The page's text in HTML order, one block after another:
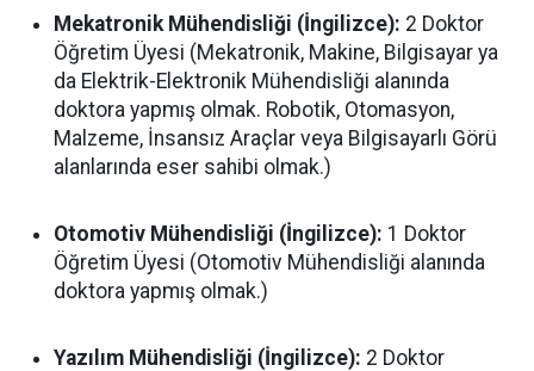
Mekatronik Mühendisliği (İngilizce): 2 Doktor
Öğretim Üyesi (Mekatronik, Makine, Bilgisayar ya
da Elektrik-Elektronik Mühendisliği alanında
doktora yapmış olmak. Robotik, Otomasyon,
Malzeme, İnsansız Araçlar veya Bilgisayarlı Görü
alanlarında eser sahibi olmak.)
Otomotiv Mühendisliği (İngilizce): 1 Doktor
Öğretim Üyesi (Otomotiv Mühendisliği alanında
doktora yapmış olmak.)
Yazılım Mühendisliği (İngilizce): 2 Doktor